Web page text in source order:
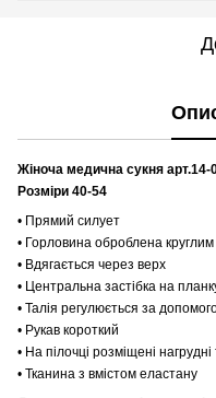
Жіноча медична сукня арт.14-
Розміри 40-54
• Прямий силует
• Горловина оброблена круглим
• Вдягається через верх
• Центральна застібка на
• Талія регулюється за
• Рукав короткий
• На пілочці розміщені
• Тканина з вмістом еластану